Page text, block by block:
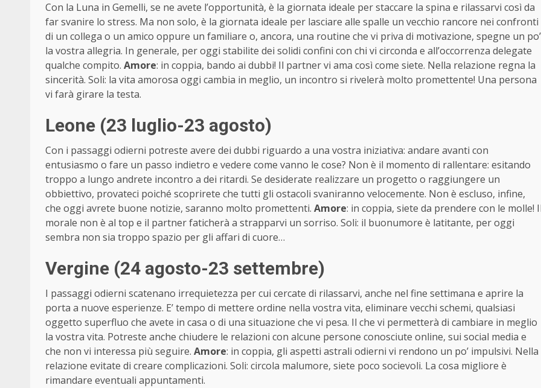
Con la Luna in Gemelli, se ne avete l’opportunità, è la giornata ideale per staccare la spina e rilassarvi così da
far svanire lo stress. Ma non solo, è la giornata ideale per lasciare alle spalle un vecchio rancore nei confronti
di un collega o un amico oppure un familiare o, ancora, una routine che vi priva di motivazione, spegne un po’
la vostra allegria. In generale, per oggi stabilite dei solidi confini con chi vi circonda e all’occorrenza delegate
qualche compito. Amore: in coppia, bando ai dubbi! Il partner vi ama così come siete. Nella relazione regna la
sincerità. Soli: la vita amorosa oggi cambia in meglio, un incontro si rivelerà molto promettente! Una persona
vi farà girare la testa.
Leone (23 luglio-23 agosto)
Con i passaggi odierni potreste avere dei dubbi riguardo a una vostra iniziativa: andare avanti con
entusiasmo o fare un passo indietro e vedere come vanno le cose? Non è il momento di rallentare: esitando
troppo a lungo andrete incontro a dei ritardi. Se desiderate realizzare un progetto o raggiungere un
obbiettivo, provateci poiché scoprirete che tutti gli ostacoli svaniranno velocemente. Non è escluso, infine,
che oggi avrete buone notizie, saranno molto promettenti. Amore: in coppia, siete da prendere con le molle!
morale non è al top e il partner faticherà a strapparvi un sorriso. Soli: il buonumore è latitante, per oggi
sembra non sia troppo spazio per gli affari di cuore…
Vergine (24 agosto-23 settembre)
I passaggi odierni scatenano irrequietezza per cui cercate di rilassarvi, anche nel fine settimana e aprire la
porta a nuove esperienze. E’ tempo di mettere ordine nella vostra vita, eliminare vecchi schemi, qualsiasi
oggetto superfluo che avete in casa o di una situazione che vi pesa. Il che vi permetterà di cambiare in meglio
la vostra vita. Potreste anche chiudere le relazioni con alcune persone conosciute online, sui social media e
che non vi interessa più seguire. Amore: in coppia, gli aspetti astrali odierni vi rendono un po’ impulsivi. Nella
relazione evitate di creare complicazioni. Soli: circola malumore, siete poco socievoli. La cosa migliore è
rimandare eventuali appuntamenti.